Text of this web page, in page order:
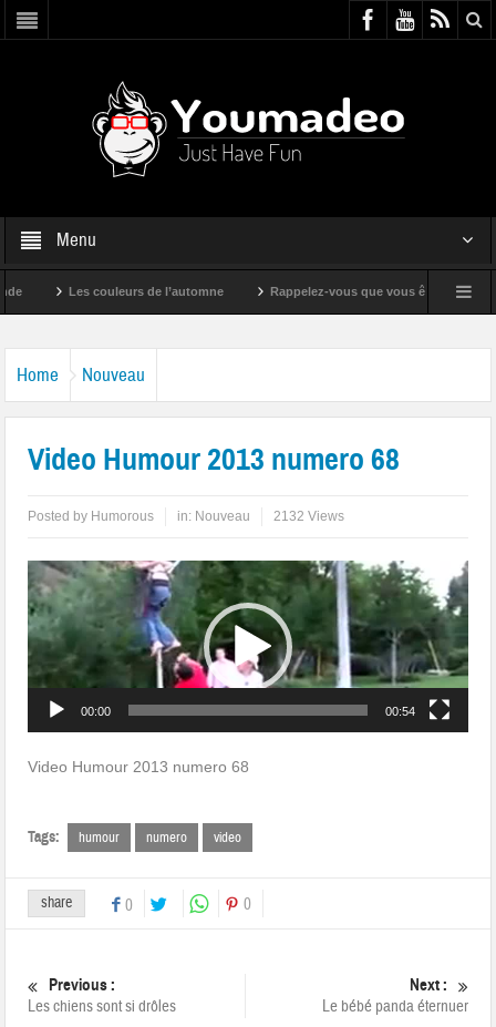
Menu
Les couleurs de l’automne Rappelez-vous que vous êtes super !
Home Nouveau
Video Humour 2013 numero 68
Posted by Humorous in: Nouveau 2132 Views
Lecteur
vidéo
00:00 00:54
Video Humour 2013 numero 68
Tags: humour numero video
share 0 0
Previous :
Les chiens sont si drôles
Next :
Le bébé panda éternuer